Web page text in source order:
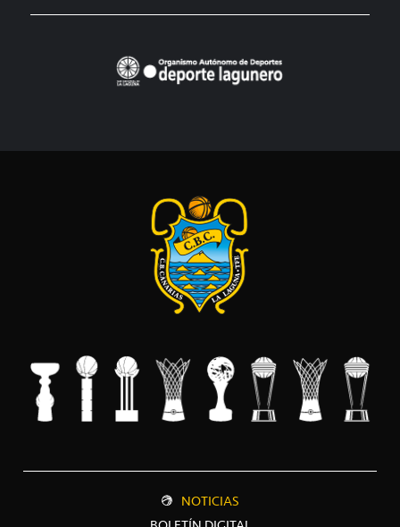
NOTICIAS